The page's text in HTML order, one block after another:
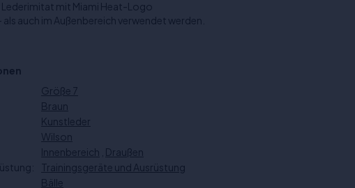
mit Miami Heat-Logo
auch im Außenbereich verwendet werden.
Größe 7
Braun
Kunstleder
Wilson
Innenbereich Draußen
Trainingsgeräte und Ausrüstung
Bälle